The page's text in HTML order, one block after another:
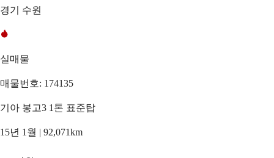
경기 수원
실매물
매물번호: 174135
기아 봉고3 1톤 표준탑
15년 1월 | 92,071km